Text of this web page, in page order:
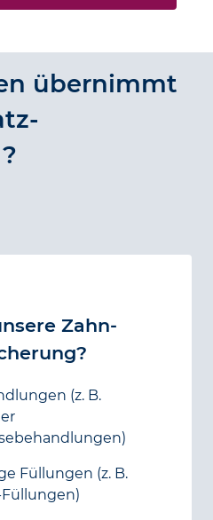
übernimmt
Zahn­
(z. B.
Füllungen (z. B.